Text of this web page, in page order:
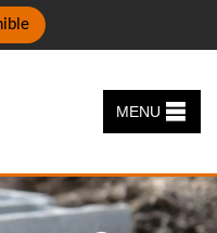
MENU